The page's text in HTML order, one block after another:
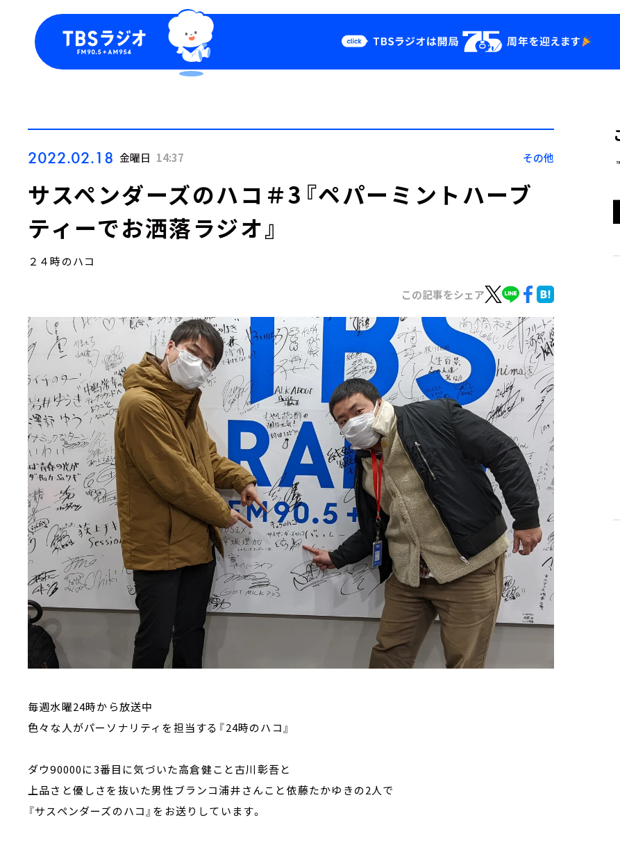
Podcast
YouTube
2022.02.18 金曜日 14:37 その他
サスペンダーズのハコ＃3『ペパーミントハーブ
ティーでお洒落ラジオ』
２４時のハコ
この記事をシェア
毎週水曜24時から放送中
色々な人がパーソナリティを担当する『24時のハコ』
ダウ90000に3番目に気づいた高倉健こと古川彰吾と
上品さと優しさを抜いた男性ブランコ浦井さんこと依藤たかゆきの2人で
『サスペンダーズのハコ』をお送りしています。